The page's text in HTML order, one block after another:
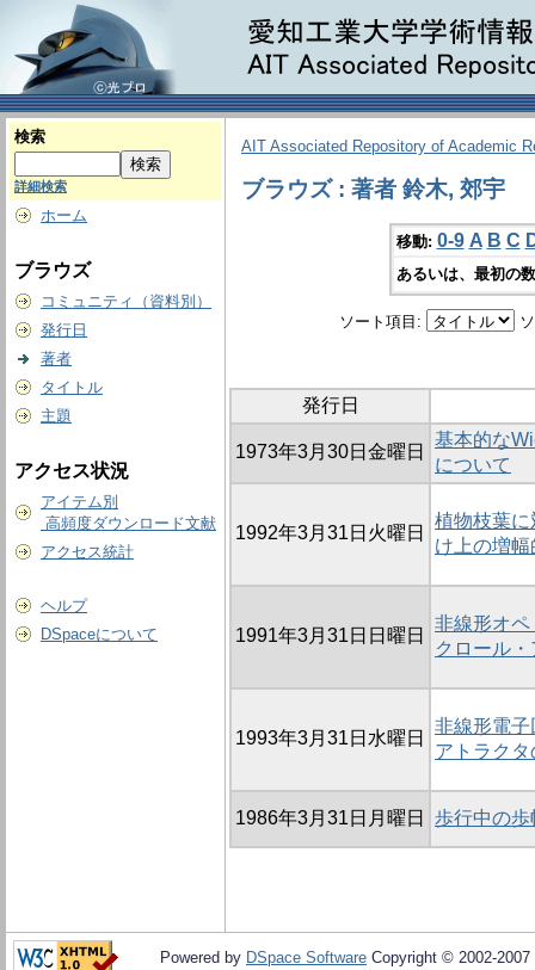
検索
詳細検索
ホーム
ブラウズ
コミュニティ（資料別）
発行日
著者
タイトル
主題
アクセス状況
アイテム別
高頻度ダウンロード文献
アクセス統計
ヘルプ
DSpaceについて
AIT Associated Repository of Academic
ブラウズ : 著者 鈴木, 郊宇
移動: 0-9 A B C
あるいは、最初の
ソート項目:
発行日
1973年3月30日金曜日
基本的な
について
1992年3月31日火曜日
植物枝葉
け上の増
1991年3月31日日曜日
非線形オ
クロール
1993年3月31日水曜日
非線形電
アトラク
1986年3月31日月曜日 歩行中の歩
Powered by DSpace Software Copyright © 2002-2007